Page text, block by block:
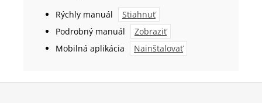
Rýchly manuál
Stiahnuť
Podrobný manuál
Zobraziť
Mobilná aplikácia
Nainštalovať